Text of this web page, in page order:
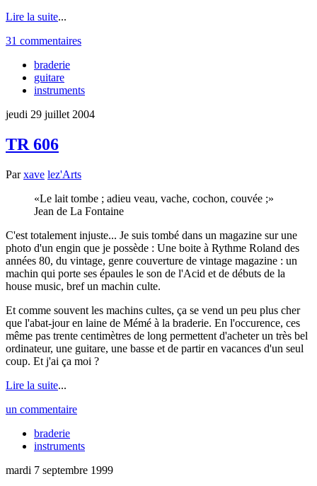
Lire la suite...
31 commentaires
braderie
guitare
instruments
jeudi 29 juillet 2004
TR 606
Parxave lez'Arts
Le lait tombe ; adieu veau, vache, cochon, couvée ;
Jean de La Fontaine
C'est totalement injuste... Je suis tombé dans un magazine sur une
photo d'un engin que je possède : Une boite à Rythme Roland des
années 80, du vintage, genre couverture de vintage magazine : un
machin qui porte ses épaules le son de l'Acid et de débuts de la
house music, bref un machin culte.
Et comme souvent les machins cultes, ça se vend un peu plus cher
que l'abat-jour en laine de Mémé à la braderie. En l'occurence, ces
même pas trente centimètres de long permettent d'acheter un très bel
ordinateur, une guitare, une basse et de partir en vacances d'un seul
coup. Et j'ai ça moi ?
Lire la suite...
un commentaire
braderie
instruments
mardi 7 septembre 1999